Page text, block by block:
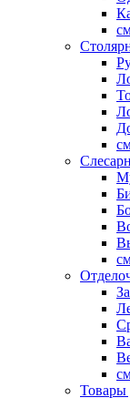
Товары